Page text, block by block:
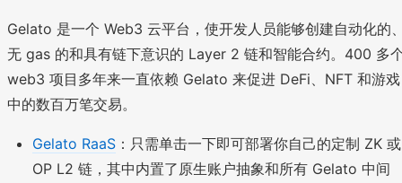
Gelato 是一个 Web3 云平台，使开发人员能够创建自动化的
无 gas 的和具有链下意识的 Layer 2 链和智能合约。400 多
web3 项目多年来一直依赖 Gelato 来促进 DeFi、NFT 和游戏
中的数百万笔交易。
Gelato RaaS ：只需单击一下即可部署你自己的定制 ZK 或
OP L2 链，其中内置了原生账户抽象和所有 Gelato 中间